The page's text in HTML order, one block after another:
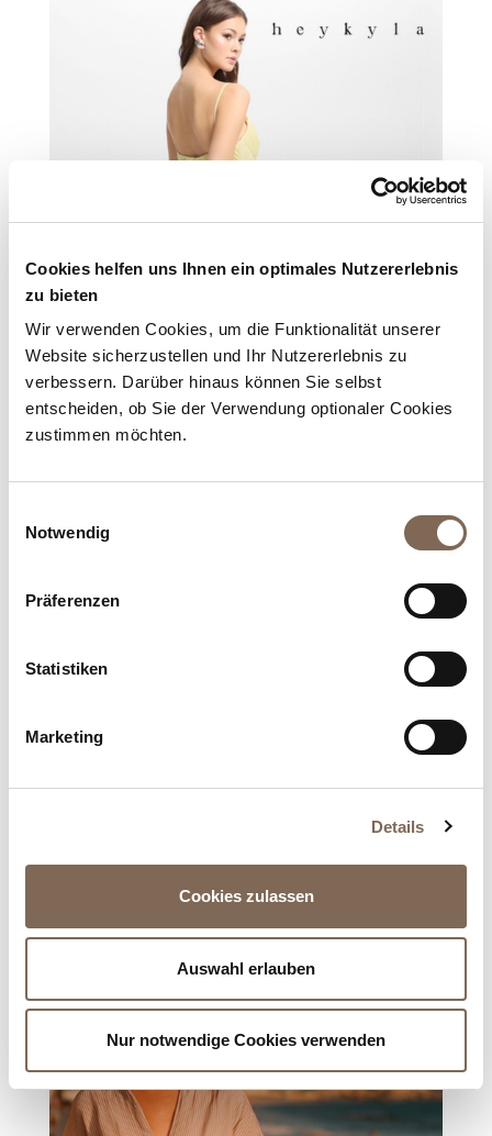
Cookies helfen uns Ihnen ein optimales Nutzererlebnis
zu bieten
Wir verwenden Cookies, um die Funktionalität unserer
Website sicherzustellen und Ihr Nutzererlebnis zu
verbessern. Darüber hinaus können Sie selbst
entscheiden, ob Sie der Verwendung optionaler Cookies
zustimmen möchten.
Notwendig
Präferenzen
Statistiken
Marketing
Details
Cookies zulassen
Auswahl erlauben
Nur notwendige Cookies verwenden
Feiern in Pastell
Beim Thema Abendgarderobe zeichnet sich sofort